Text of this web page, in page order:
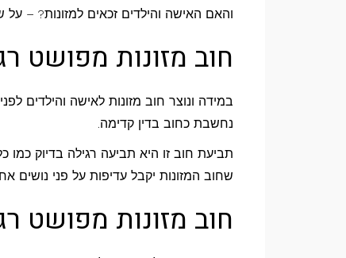
והאם האישה והילדים זכאים למזונות? –
חוב מזונות מפושט
במידה ונוצר חוב מזונות לאישה והילדים
נחשבת כחוב בדין קדימה.
תביעת חוב זו היא תביעה רגילה בדיוק
שחוב המזונות יקבל עדיפות על פני נושים
חוב מזונות מפושט